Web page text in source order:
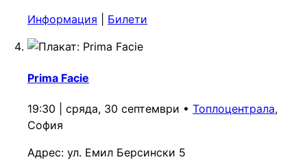
Информация
Билети
Prima Facie
19:30 | сряда, 30 септември • Топлоцентрала,
София
Адрес: ул. Емил Берсински 5